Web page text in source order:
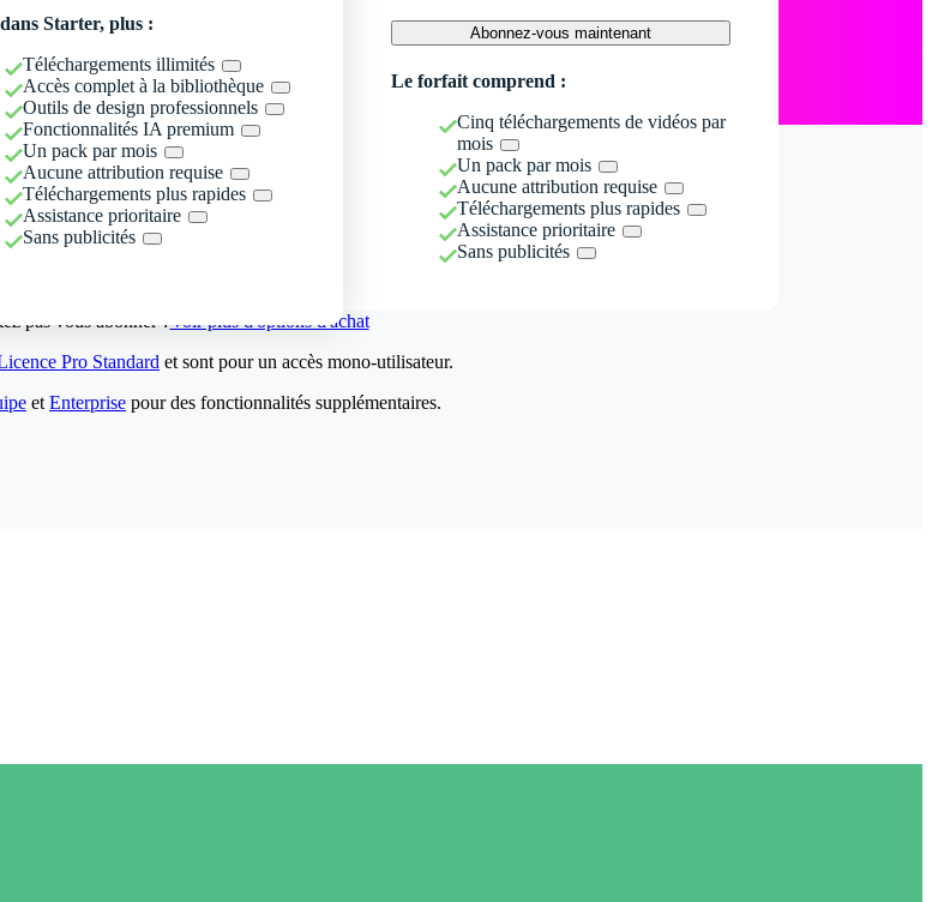
Starter, plus :
Téléchargements illimités
Accès complet à la bibliothèque
Outils de design professionnels
Fonctionnalités IA premium
Un pack par mois
Aucune attribution requise
Téléchargements plus rapides
Assistance prioritaire
Sans publicités
Abonnez-vous maintenant
Le forfait comprend :
Cinq téléchargements de vidéos par
mois
Un pack par mois
Aucune attribution requise
Téléchargements plus rapides
Assistance prioritaire
Sans publicités
pas vous abonner ?Voir plus d'options d'achat
Pro Standard et sont pour un accès mono-utilisateur.
et Enterprise pour des fonctionnalités supplémentaires.